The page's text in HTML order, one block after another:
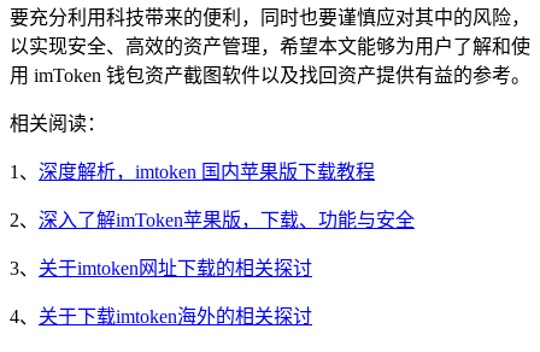
要充分利用科技带来的便利，同时也要谨慎应对其中的风险，
以实现安全、高效的资产管理，希望本文能够为用户了解和使
用 imToken 钱包资产截图软件以及找回资产提供有益的参考。
相关阅读：
1、 深度解析，imtoken 国内苹果版下载教程
2、 深入了解imToken苹果版，下载、功能与安全
3、 关于imtoken网址下载的相关探讨
4、 关于下载imtoken海外的相关探讨